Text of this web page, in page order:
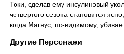
Токи, сделав ему инсулиновый
четвертого сезона становится
когда Магнус, по-видимому,
Другие Персонажи